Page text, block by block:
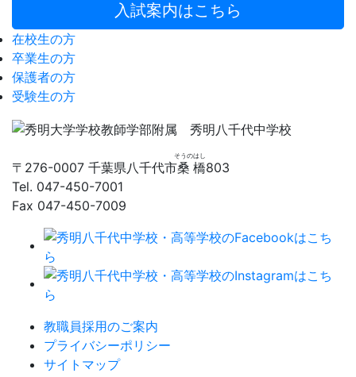
入試案内はこちら
在校生の方
卒業生の方
保護者の方
受験生の方
〒276-0007 千葉県八千代市桑
そうの
橋
はし
803
Tel. 047-450-7001
Fax 047-450-7009
教職員採用のご案内
プライバシーポリシー
サイトマップ